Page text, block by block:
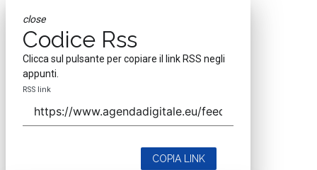
close
Codice Rss
Clicca sul pulsante per copiare il link RSS negli
appunti.
RSS link
COPIA LINK